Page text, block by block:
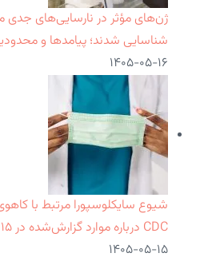
ژن‌های مؤثر در نارسایی‌های جدی
شناسایی شدند؛ پیامدها و
۱۴۰۵-۰۵-۱۶
شیوع سایکلوسپورا مرتبط با
CDC درباره موارد گزارش‌شده در ۱۵ ایالت آمریکا
۱۴۰۵-۰۵-۱۵